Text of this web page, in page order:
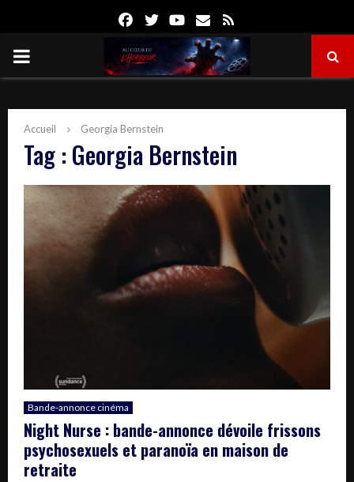
FacebookTwitterYoutube
Email
PRIMARY
Accueil Georgia Bernstein
Tag : Georgia Bernstein
Bande-annonce cinéma
Night Nurse : bande-annonce dévoile frissons
psychosexuels et paranoïa en maison de
retraite